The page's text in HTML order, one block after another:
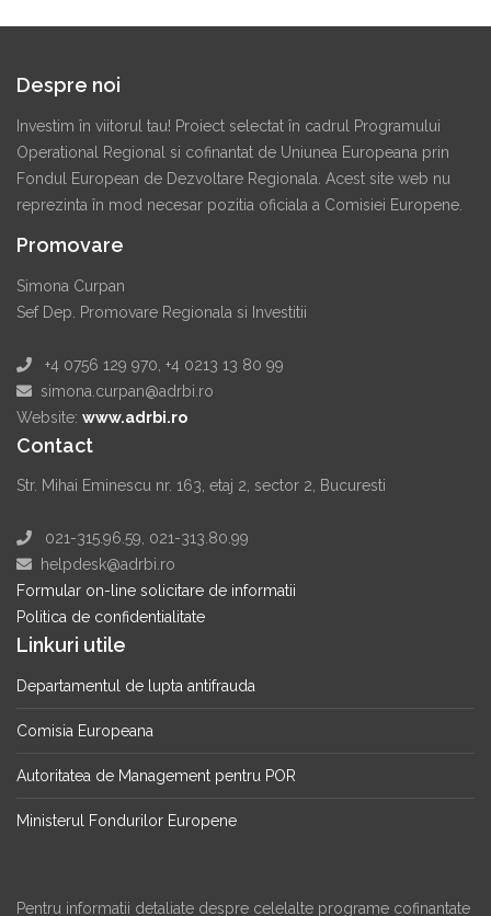
Despre noi
Investim în viitorul tau! Proiect selectat în cadrul Programului
Operational Regional si cofinantat de Uniunea Europeana prin
Fondul European de Dezvoltare Regionala. Acest site web nu
reprezinta în mod necesar pozitia oficiala a Comisiei Europene.
Promovare
Simona Curpan
Sef Dep. Promovare Regionala si Investitii
+4 0756 129 970, +4 0213 13 80 99
simona.curpan@adrbi.ro
Website: www.adrbi.ro
Contact
Str. Mihai Eminescu nr. 163, etaj 2, sector 2, Bucuresti
021-315.96.59, 021-313.80.99
helpdesk@adrbi.ro
Formular on-line solicitare de informatii
Politica de confidentialitate
Linkuri utile
Departamentul de lupta antifrauda
Comisia Europeana
Autoritatea de Management pentru POR
Ministerul Fondurilor Europene
Pentru informatii detaliate despre celelalte programe cofinantate